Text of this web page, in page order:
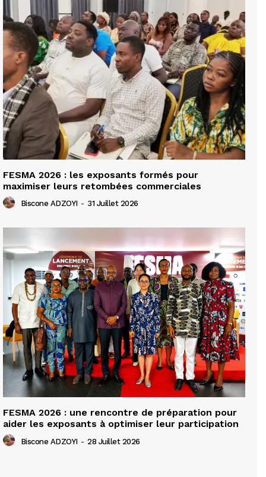
FESMA 2026 : les exposants formés pour
maximiser leurs retombées commerciales
Biscone ADZOYI - 31 Juillet 2026
FESMA 2026 : une rencontre de préparation pour
aider les exposants à optimiser leur participation
Biscone ADZOYI - 28 Juillet 2026